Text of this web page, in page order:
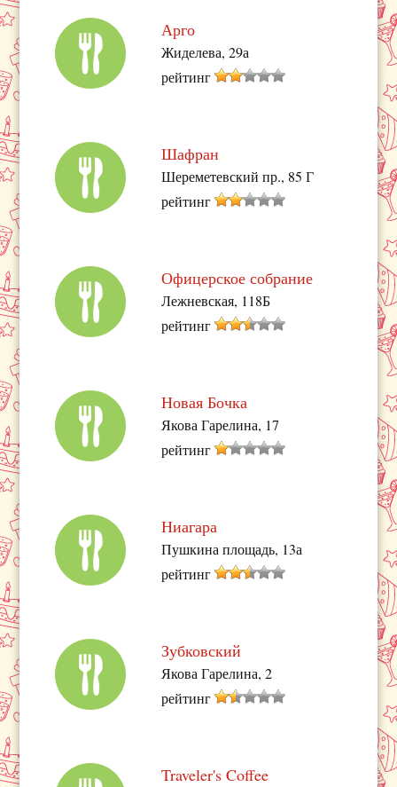
Арго
Жиделева, 29а
рейтинг
Шафран
Шереметевский пр., 85 Г
рейтинг
Офицерское собрание
Лежневская, 118Б
рейтинг
Новая Бочка
Якова Гарелина, 17
рейтинг
Ниагара
Пушкина площадь, 13а
рейтинг
Зубковский
Якова Гарелина, 2
рейтинг
Traveler's Coffee